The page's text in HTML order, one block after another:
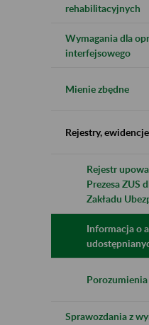
rehabilitacyjnych
Wymagania dla
interfejsowego
Mienie zbędne
Rejestry,
Rejestr
Prezesa ZUS
Zakładu
Informacja o
Porozumienia
Sprawozdania z